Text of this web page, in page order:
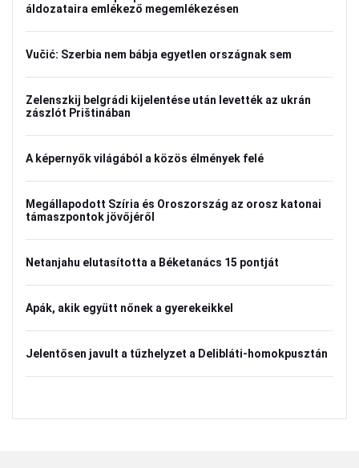
áldozataira emlékező megemlékezésen
Vučić: Szerbia nem bábja egyetlen országnak sem
Zelenszkij belgrádi kijelentése után levették az ukrán
zászlót Prištinában
A képernyők világából a közös élmények felé
Megállapodott Szíria és Oroszország az orosz katonai
támaszpontok jövőjéről
Netanjahu elutasította a Béketanács 15 pontját
Apák, akik együtt nőnek a gyerekeikkel
Jelentősen javult a tűzhelyzet a Delibláti-homokpusztán